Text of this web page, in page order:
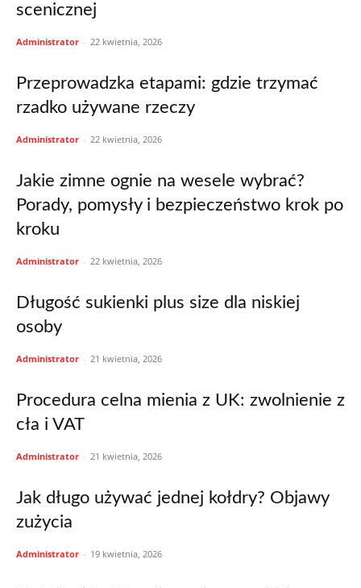
scenicznej
Administrator - 22 kwietnia, 2026
Przeprowadzka etapami: gdzie trzymać
rzadko używane rzeczy
Administrator - 22 kwietnia, 2026
Jakie zimne ognie na wesele wybrać?
Porady, pomysły i bezpieczeństwo krok po
kroku
Administrator - 22 kwietnia, 2026
Długość sukienki plus size dla niskiej
osoby
Administrator - 21 kwietnia, 2026
Procedura celna mienia z UK: zwolnienie z
cła i VAT
Administrator - 21 kwietnia, 2026
Jak długo używać jednej kołdry? Objawy
zużycia
Administrator - 19 kwietnia, 2026